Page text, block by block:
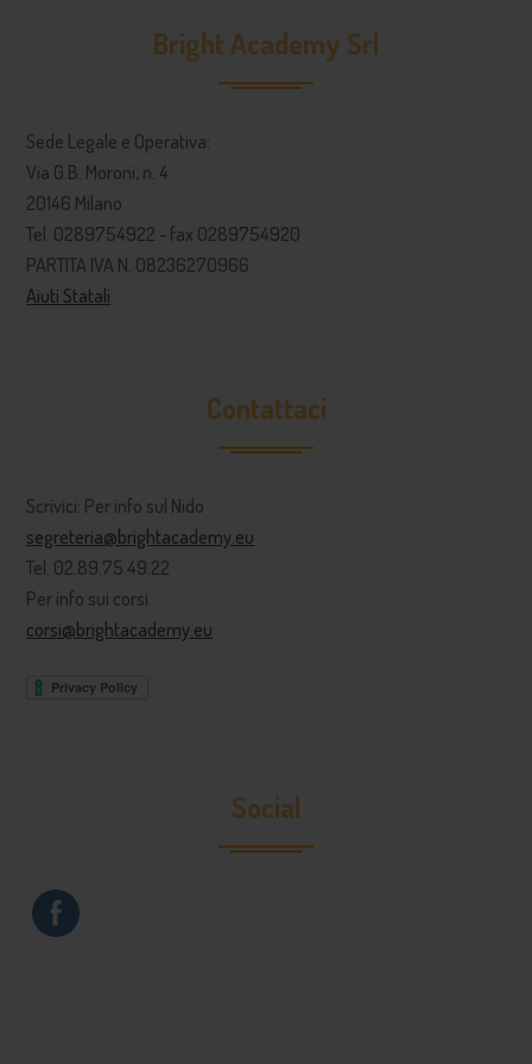
Bright Academy Srl
Sede Legale e Operativa:
Via G.B. Moroni, n. 4
20146 Milano
Tel. 0289754922 - fax 0289754920
PARTITA IVA N. 08236270966
Aiuti Statali
Contattaci
Scrivici: Per info sul Nido
segreteria@brightacademy.eu
Tel. 02.89.75.49.22
Per info sui corsi
corsi@brightacademy.eu
Social